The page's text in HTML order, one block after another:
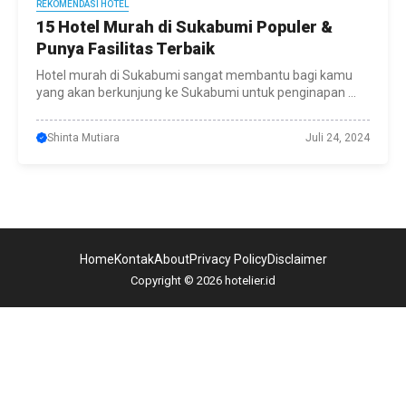
REKOMENDASI HOTEL
15 Hotel Murah di Sukabumi Populer &
Punya Fasilitas Terbaik
Hotel murah di Sukabumi sangat membantu bagi kamu
yang akan berkunjung ke Sukabumi untuk penginapan ...
Shinta Mutiara Juli 24, 2024
Copyright © 2026 hotelier.id
HomeKontakAboutPrivacy PolicyDisclaimer